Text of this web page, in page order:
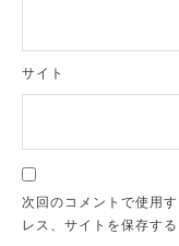
サイト
次回のコメントで使用
レス、サイトを保存する